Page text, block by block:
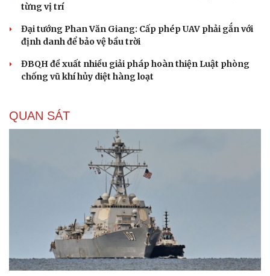
từng vị trí
Đại tướng Phan Văn Giang: Cấp phép UAV phải gắn với
định danh để bảo vệ bầu trời
ĐBQH đề xuất nhiều giải pháp hoàn thiện Luật phòng
chống vũ khí hủy diệt hàng loạt
QUAN SÁT